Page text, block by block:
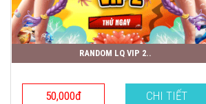
RANDOM LQ VIP 2..
50,000đ CHI TIẾT